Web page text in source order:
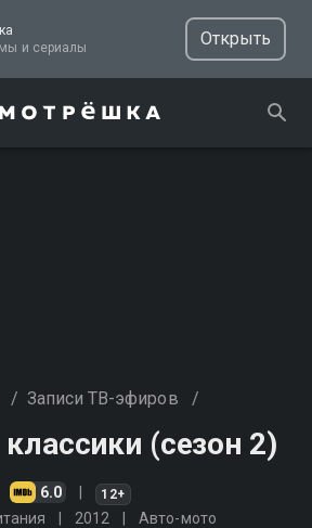
ТВ, фильмы и сериалы
Открыть
/ Записи ТВ-эфиров /
(сезон 2)
6.0 12+
2012 Авто-мото